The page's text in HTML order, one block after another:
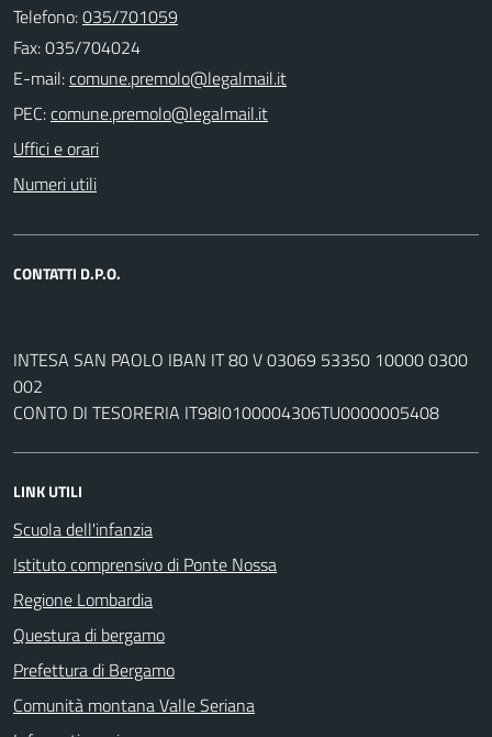
Telefono:035/701059
Fax: 035/704024
E-mail:
PEC:
Uffici e orari
Numeri utili
CONTATTI D.P.O.
INTESA SAN PAOLO IBAN IT 80 V 03069 53350 10000 0300
002
CONTO DI TESORERIA IT98I0100004306TU0000005408
LINK UTILI
Scuola dell'infanzia
Istituto comprensivo di Ponte Nossa
Regione Lombardia
Questura di bergamo
Prefettura di Bergamo
Comunità montana Valle Seriana